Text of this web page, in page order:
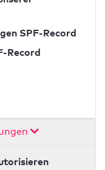
SPF-Record
Record